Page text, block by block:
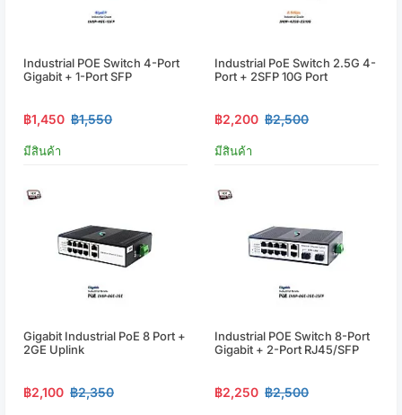
Industrial POE Switch 4-Port
Gigabit + 1-Port SFP
฿1,450 ฿1,550
มีสินค้า
Industrial PoE Switch 2.5G 4-
Port + 2SFP 10G Port
฿2,200 ฿2,500
มีสินค้า
Gigabit Industrial PoE 8 Port +
2GE Uplink
฿2,100 ฿2,350
Industrial POE Switch 8-Port
Gigabit + 2-Port RJ45/SFP
฿2,250 ฿2,500